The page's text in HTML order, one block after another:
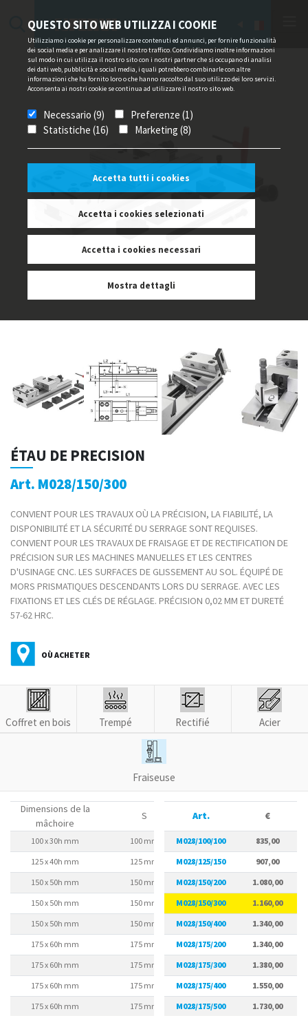
QUESTO SITO WEB UTILIZZA I COOKIE
Utilizziamo i cookie per personalizzare contenuti ed annunci, per fornire funzionalità
dei social media e per analizzare il nostro traffico. Condividiamo inoltre informazioni
sul modo in cui utilizza il nostro sito con i nostri partner che si occupano di analisi
dei dati web, pubblicità e social media, i quali potrebbero combinarle con altre
informazioni che ha fornito loro o che hanno raccolto dal suo utilizzo dei loro servizi.
Acconsenta ai nostri cookie se continua ad utilizzare il nostro sito web.
Necessario (9)
Preferenze (1)
Statistiche (16)
Marketing (8)
Accetta tutti i cookies
Accetta i cookies selezionati
Accetta i cookies necessari
Mostra dettagli
ÉTAU DE PRECISION
Art. M028/150/300
CONVIENT POUR LES TRAVAUX OÙ LA PRÉCISION, LA FIABILITÉ, LA
DISPONIBILITÉ ET LA SÉCURITÉ DU SERRAGE SONT REQUISES.
CONVIENT POUR LES TRAVAUX DE FRAISAGE ET DE RECTIFICATION DE
PRÉCISION SUR LES MACHINES MANUELLES ET LES CENTRES
D'USINAGE CNC. LES SURFACES DE GLISSEMENT AU SOL. ÉQUIPÉ DE
MORS PRISMATIQUES DESCENDANTS LORS DU SERRAGE. AVEC LES
FIXATIONS ET LES CLÉS DE RÉGLAGE. PRÉCISION 0,02 MM ET DURETÉ
57-62 HRC.
OÙ ACHETER
Coffret en bois Trempé Rectifié Acier
Fraiseuse
Dimensions de la
mâchoire
S
100 x 30h mm 100 mm
75 mm
125 x 40h mm
125 mm
95 mm
150 x 50h mm
150 mm
125 mm
150 x 50h mm
150 mm
125 mm
150 x 50h mm
150 mm
125 mm
175 x 60h mm
175 mm
145 mm
175 x 60h mm
175 mm
145 mm
175 x 60h mm
175 mm
145 mm
175 x 60h mm
175 mm
145 mm
Art. €
M028/100/100
835,00
M028/125/150
907,00
M028/150/200
1.080,00
M028/150/300
1.160,00
M028/150/400
1.340,00
M028/175/200
1.340,00
M028/175/300
1.380,00
M028/175/400
1.550,00
M028/175/500
1.730,00